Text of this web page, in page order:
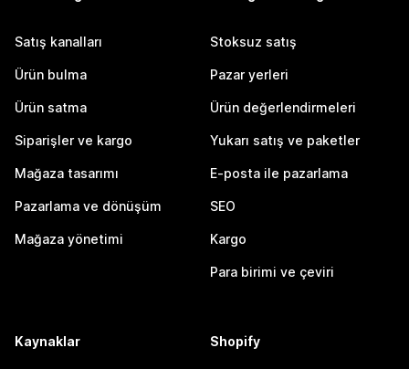
Satış kanalları
Ürün bulma
Ürün satma
Siparişler ve kargo
Mağaza tasarımı
Pazarlama ve dönüşüm
Mağaza yönetimi
Stoksuz satış
Pazar yerleri
Ürün değerlendirmeleri
Yukarı satış ve paketler
E-posta ile pazarlama
SEO
Kargo
Para birimi ve çeviri
Kaynaklar Shopify